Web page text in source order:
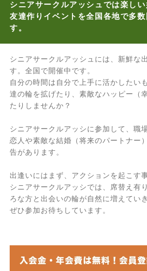
シニアサークルアッシュでは楽しい
友達作りイベントを全国各地で多数
す。
シニアサークルアッシュには、新鮮な
す。全国で開催中です。
自分の時間は自分で上手に活かしたい
達の輪を拡げたり、素敵なハッピー（
たりしませんか？
シニアサークルアッシに参加して、職
恋人や素敵な結婚（将来のパートナー
告があります。
出逢いにはまず、アクションを起こす
シニアサークルアッシでは、席替え有
ろな方と出会いの輪が自然に増えてい
ぜひ参加お待ちしています。